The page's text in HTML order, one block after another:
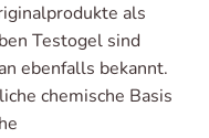
als
Testogel sind
ebenfalls bekannt.
chemische Basis